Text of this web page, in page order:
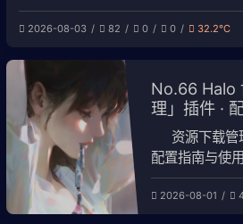
统。 全文按两种典型场景给出完整配
置：Umami 直接部署在公网服务器，
务器转发。 一、最终效果 你将获得 每
篇文章的 PV/UV、停留时长、跳出率
按小时/天/月/年的时间轴趋势图 访客
地域（国
2026-08-03 82 0 0 32.2℃
No.66 Halo
理」插件 ·
资源下载
配置指南与使
sharelink
Halo Pro
2026-08-01